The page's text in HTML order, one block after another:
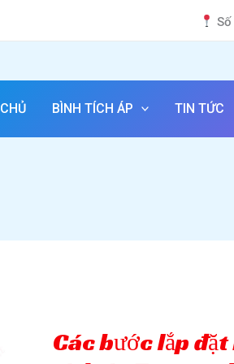
BÌNH TÍCH ÁP TIN TỨC
Các bước lắp